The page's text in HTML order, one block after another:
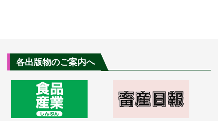
各出版物のご案内へ